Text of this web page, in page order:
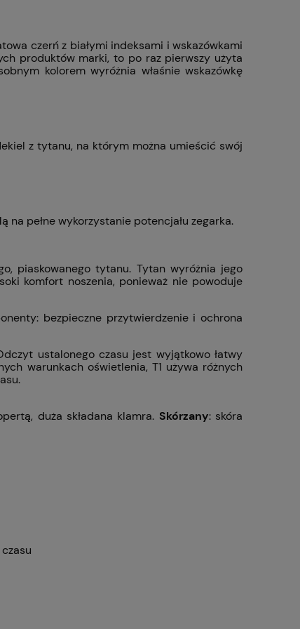
czerń z białymi indeksami i wskazówkami
produktów marki, to po raz pierwszy użyta
kolorem wyróżnia właśnie wskazówkę
z tytanu, na którym można umieścić swój
pełne wykorzystanie potencjału zegarka.
piaskowanego tytanu. Tytan wyróżnia jego
komfort noszenia, ponieważ nie powoduje
bezpieczne przytwierdzenie i ochrona
ustalonego czasu jest wyjątkowo łatwy
warunkach oświetlenia, T1 używa różnych
duża składana klamra. Skórzany: skóra